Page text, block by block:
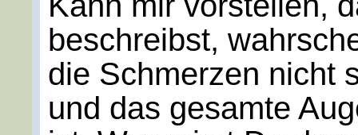
beschreibst,
die Schmerzen nicht
und das gesamte